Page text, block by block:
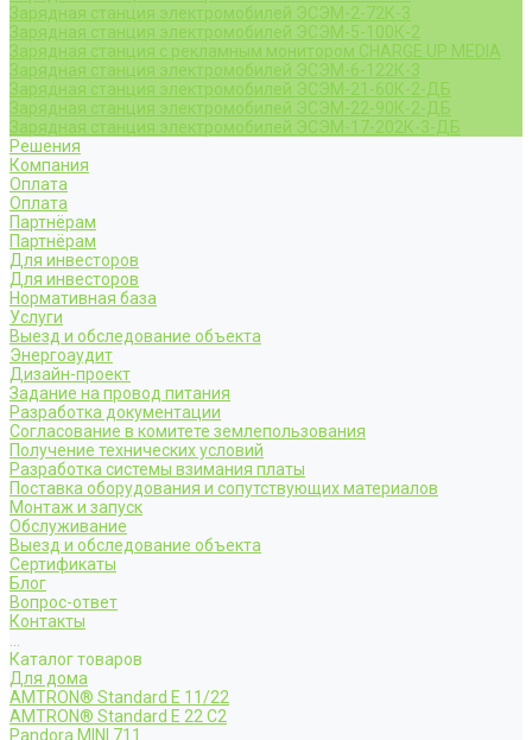
Зарядная станция электромобилей ЭСЭМ-2-72К-3
Зарядная станция электромобилей ЭСЭМ-5-100К-2
Зарядная станция с рекламным монитором CHARGE UP MEDIA
Зарядная станция электромобилей ЭСЭМ-6-122К-3
Зарядная станция электромобилей ЭСЭМ-21-60К-2-ДБ
Зарядная станция электромобилей ЭСЭМ-22-90К-2-ДБ
Зарядная станция электромобилей ЭСЭМ-17-202К-3-ДБ
Решения
Компания
Оплата
Оплата
Партнёрам
Партнёрам
Для инвесторов
Для инвесторов
Нормативная база
Услуги
Выезд и обследование объекта
Энергоаудит
Дизайн-проект
Задание на провод питания
Разработка документации
Согласование в комитете землепользования
Получение технических условий
Разработка системы взимания платы
Поставка оборудования и сопутствующих материалов
Монтаж и запуск
Обслуживание
Выезд и обследование объекта
Сертификаты
Блог
Вопрос-ответ
Контакты
Каталог товаров
Для дома
AMTRON® Standard E 11/22
AMTRON® Standard E 22 C2
Pandora MINI 711